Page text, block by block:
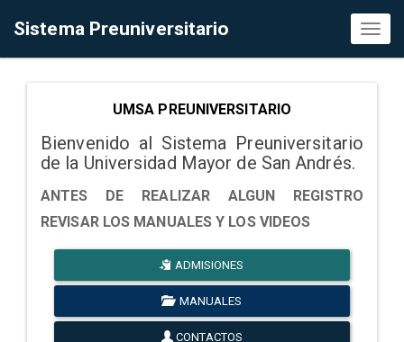
Sistema Preuniversitario
UMSA PREUNIVERSITARIO
Bienvenido al Sistema Preuniversitario
de la Universidad Mayor de San Andrés.
ANTES DE REALIZAR ALGUN REGISTRO
REVISAR LOS MANUALES Y LOS VIDEOS
ADMISIONES
MANUALES
CONTACTOS